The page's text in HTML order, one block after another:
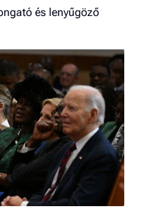
és lenyűgöző